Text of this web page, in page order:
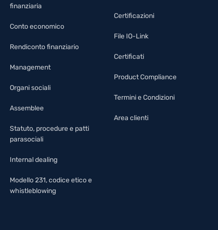
finanziaria
Conto economico
Rendiconto finanziario
Management
Organi sociali
Assemblee
Statuto, procedure e patti
parasociali
Internal dealing
Modello 231, codice etico e
whistleblowing
Certificazioni
File IO-Link
Certificati
Product Compliance
Termini e Condizioni
Area clienti